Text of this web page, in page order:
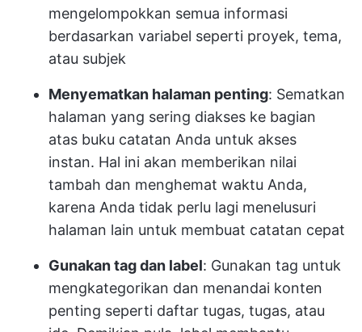
mengelompokkan semua informasi
berdasarkan variabel seperti proyek, tema,
atau subjek
Menyematkan halaman penting: Sematkan
halaman yang sering diakses ke bagian
atas buku catatan Anda untuk akses
instan. Hal ini akan memberikan nilai
tambah dan menghemat waktu Anda,
karena Anda tidak perlu lagi menelusuri
halaman lain untuk membuat catatan cepat
Gunakan tag dan label: Gunakan tag untuk
mengkategorikan dan menandai konten
penting seperti daftar tugas, tugas, atau